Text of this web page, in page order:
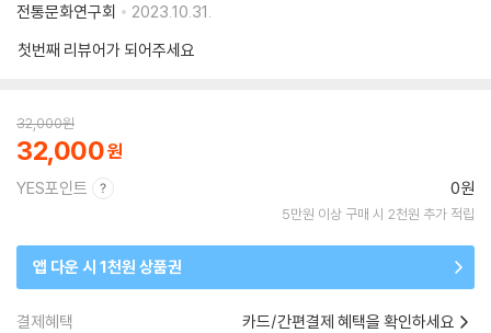
전통문화연구회
2023.10.31.
첫번째 리뷰어가 되어주세요
32,000원
32,000
YES포인트 0원
5만원 이상 구매 시 2천원 추가 적립
앱 다운 시 1천원 상품권
결제혜택 카드/간편결제 혜택을 확인하세요